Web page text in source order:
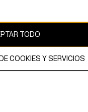
TODO
COOKIES Y SERVICIOS